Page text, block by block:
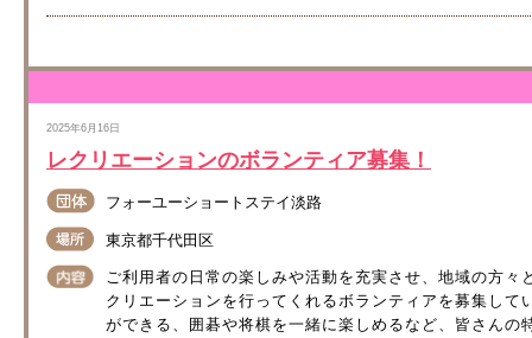
2025年6月16日
レクリエーションのボランティア募集！
フォーユーショートステイ淡路
東京都千代田区
ご利用者の日常の楽しみや活動を充実させ、地域の方
クリエーションを行ってくれるボランティアを募集し
ができる、囲碁や将棋を一緒に楽しめるなど、皆さん